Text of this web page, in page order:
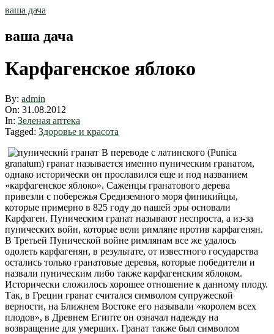
Skip
ваша дача
ваша дача
Карфагенское яблоко
By: admin
On: 31.08.2012
In: Зеленая аптека
Tagged: Здоровье и красота
В переводе с латинского (Punica
granatum) гранат называется именно пуническим гранатом,
однако исторически он прославился еще и под названием
«карфагенское яблоко». Саженцы гранатового дерева
привезли с побережья Средиземного моря финикийцы,
которые примерно в 825 году до нашей эры основали
Карфаген. Пуническим гранат называют неспроста, а из-за
пунических войн, которые вели римляне против карфагенян.
В Третьей Пунической войне римлянам все же удалось
одолеть карфагенян, в результате, от известного государства
остались только гранатовые деревья, которые победители и
назвали пуническим либо также карфагенским яблоком.
Исторически сложилось хорошее отношение к данному плоду.
Так, в Греции гранат считался символом супружеской
верности, на Ближнем Востоке его называли «королем всех
плодов», в Древнем Египте он означал надежду на
возвращение для умерших. Гранат также был символом